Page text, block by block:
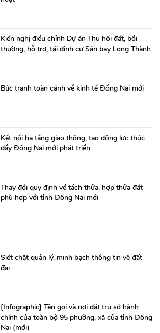
Kiến nghị điều chỉnh Dự án Thu hồi đất, bồi
thường, hỗ trợ, tái định cư Sân bay Long Thành
Bức tranh toàn cảnh về kinh tế Đồng Nai mới
Kết nối hạ tầng giao thông, tạo động lực thúc
đẩy Đồng Nai mới phát triển
Thay đổi quy định về tách thửa, hợp thửa đất
phù hợp với tỉnh Đồng Nai mới
Siết chặt quản lý, minh bạch thông tin về đất
đai
[Infographic] Tên gọi và nơi đặt trụ sở hành
chính của toàn bộ 95 phường, xã của tỉnh Đồng
Nai (mới)